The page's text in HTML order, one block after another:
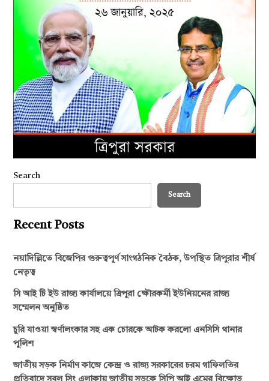
Search
Search
Recent Posts
নয়াদিল্লিতে বিজেপির গুরুত্বপূর্ণ সাংগঠনিক বৈঠক, উপস্থিত ত্রিপুরার শীর্ষ
নেতৃত্ব
সি আই টি ইউ রাজ্য কার্যালয়ে ত্রিপুরা ক্ষৌরকর্মী ইউনিয়নের রাজ্য
সম্মেলন অনুষ্ঠিত
চুরি যাওয়া স্বর্ণালংকার সহ এক চোরকে আটক করলো এনসিসি থানার
পুলিশ
জাতীয় সড়ক নির্মাণ কাজে কেন্দ্র ও রাজ্য সরকারের চরম গাফিলতির